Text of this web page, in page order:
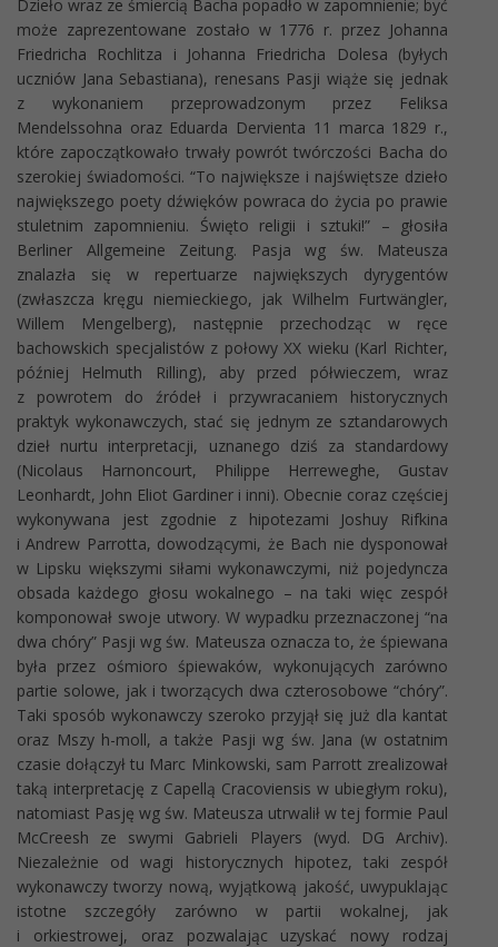
Dzieło wraz ze śmiercią Bacha popadło w zapomnienie; być
może zaprezentowane zostało w 1776 r. przez Johanna
Friedricha Rochlitza i Johanna Friedricha Dolesa (byłych
uczniów Jana Sebastiana), renesans Pasji wiąże się jednak
z wykonaniem przeprowadzonym przez Feliksa
Mendelssohna oraz Eduarda Dervienta 11 marca 1829 r.,
które zapoczątkowało trwały powrót twórczości Bacha do
szerokiej świadomości. “To największe i najświętsze dzieło
największego poety dźwięków powraca do życia po prawie
stuletnim zapomnieniu. Święto religii i sztuki!” – głosiła
Berliner Allgemeine Zeitung. Pasja wg św. Mateusza
znalazła się w repertuarze największych dyrygentów
(zwłaszcza kręgu niemieckiego, jak Wilhelm Furtwängler,
Willem Mengelberg), następnie przechodząc w ręce
bachowskich specjalistów z połowy XX wieku (Karl Richter,
później Helmuth Rilling), aby przed półwieczem, wraz
z powrotem do źródeł i przywracaniem historycznych
praktyk wykonawczych, stać się jednym ze sztandarowych
dzieł nurtu interpretacji, uznanego dziś za standardowy
(Nicolaus Harnoncourt, Philippe Herreweghe, Gustav
Leonhardt, John Eliot Gardiner i inni). Obecnie coraz częściej
wykonywana jest zgodnie z hipotezami Joshuy Rifkina
i Andrew Parrotta, dowodzącymi, że Bach nie dysponował
w Lipsku większymi siłami wykonawczymi, niż pojedyncza
obsada każdego głosu wokalnego – na taki więc zespół
komponował swoje utwory. W wypadku przeznaczonej “na
dwa chóry” Pasji wg św. Mateusza oznacza to, że śpiewana
była przez ośmioro śpiewaków, wykonujących zarówno
partie solowe, jak i tworzących dwa czterosobowe “chóry”.
Taki sposób wykonawczy szeroko przyjął się już dla kantat
oraz Mszy h-moll, a także Pasji wg św. Jana (w ostatnim
czasie dołączył tu Marc Minkowski, sam Parrott zrealizował
taką interpretację z Capellą Cracoviensis w ubiegłym roku),
natomiast Pasję wg św. Mateusza utrwalił w tej formie Paul
McCreesh ze swymi Gabrieli Players (wyd. DG Archiv).
Niezależnie od wagi historycznych hipotez, taki zespół
wykonawczy tworzy nową, wyjątkową jakość, uwypuklając
istotne szczegóły zarówno w partii wokalnej, jak
i orkiestrowej, oraz pozwalając uzyskać nowy rodzaj